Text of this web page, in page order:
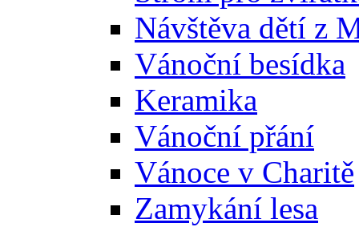
Návštěva dětí z
Vánoční besídka
Keramika
Vánoční přání
Vánoce v Charitě
Zamykání lesa